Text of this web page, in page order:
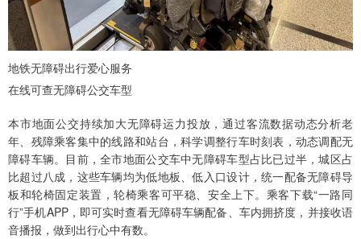
地铁无障碍出行爱心服务
在线可查无障碍公交车型
本市地面公交持续加大无障碍运力投放，通过客流数据动态分析老
年、残障乘客集中的线路和站台，科学调整行车时刻表，动态调配无
障碍车辆。目前，全市地面公交车中无障碍车型占比已过半，城区占
比超过八成，这些车辆均为低地板、低入口设计，统一配备无障碍导
板和轮椅固定装置，轮椅乘客可平稳、安全上下。乘客下载“一路同
行”手机APP，即可实时查看无障碍车辆配备、车内拥挤度，并接收语
音播报，做到出行心中有数。